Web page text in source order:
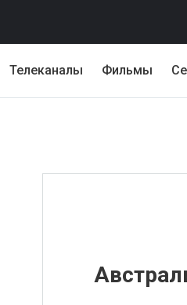
Телеканалы Фильмы